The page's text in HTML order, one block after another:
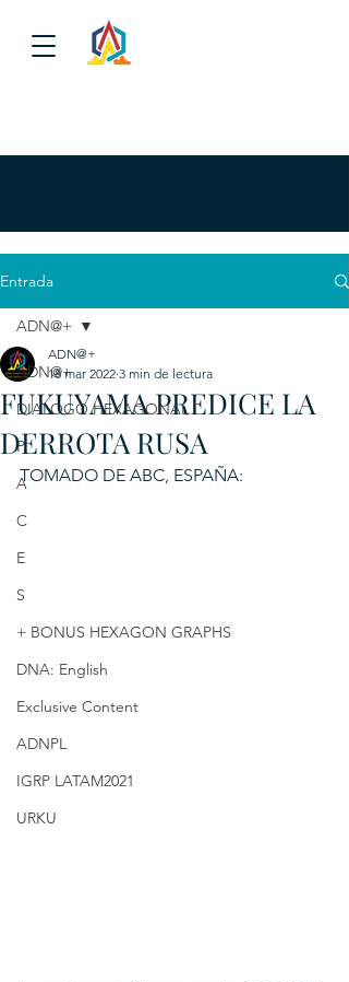
Entrada
ADN@+
DIALOGO HEXAGONAL
P
A
C
E
S
+ BONUS HEXAGON GRAPHS
DNA: English
Exclusive Content
ADNPL
IGRP LATAM2021
URKU
ADN@+
FUKUYAMA PREDICE LA
DERROTA RUSA
ADN@+
18 mar 2022 3 min de lectura
TOMADO DE ABC, ESPAÑA: